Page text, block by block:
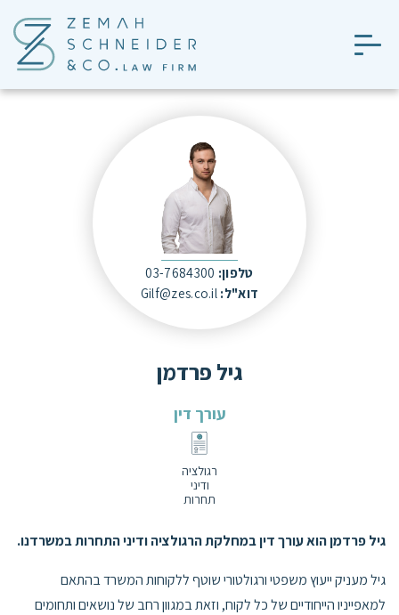
גיל פרדמן
עורך דין
רגולציה
ודיני
תחרות
גיל פרדמן הוא עורך דין במחלקת הרגולציה ודיני התחרות במשרדנו.
גיל מעניק ייעוץ משפטי ורגולטורי שוטף ללקוחות המשרד בהתאם
למאפייניו הייחודיים של כל לקוח, וזאת במגוון רחב של נושאים ותחומים
טלפון: 03-7684300
דוא"ל: Gilf@zes.co.il